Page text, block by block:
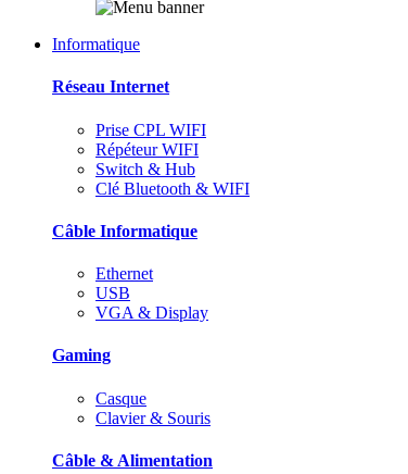
Informatique
Réseau Internet
Prise CPL WIFI
Répéteur WIFI
Switch & Hub
Clé Bluetooth & WIFI
Câble Informatique
Ethernet
USB
VGA & Display
Gaming
Casque
Clavier & Souris
Câble & Alimentation